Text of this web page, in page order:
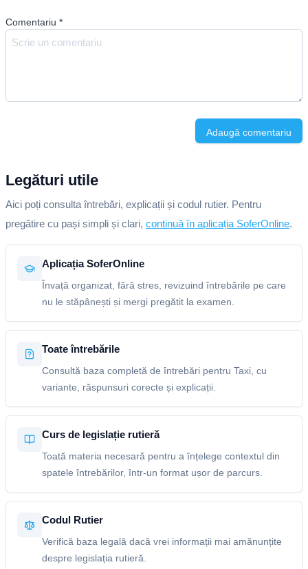
Comentariu *
Adaugă comentariu
Legături utile
Aici poți consulta întrebări, explicații și codul rutier. Pentru
pregătire cu pași simpli și clari, continuă în aplicația SoferOnline.
Aplicația SoferOnline
Învață organizat, fără stres, revizuind întrebările pe care
nu le stăpânești și mergi pregătit la examen.
Toate întrebările
Consultă baza completă de întrebări pentru Taxi, cu
variante, răspunsuri corecte și explicații.
Curs de legislație rutieră
Toată materia necesară pentru a înțelege contextul din
spatele întrebărilor, într-un format ușor de parcurs.
Codul Rutier
Verifică baza legală dacă vrei informații mai amănunțite
despre legislația rutieră.